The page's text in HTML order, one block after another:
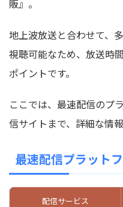
販』。
地上波放送と合わせて、
視聴可能なため、放送時
ポイントです。
ここでは、最速配信のプ
信サイトまで、詳細な情
最速配信プラット
配信サービス